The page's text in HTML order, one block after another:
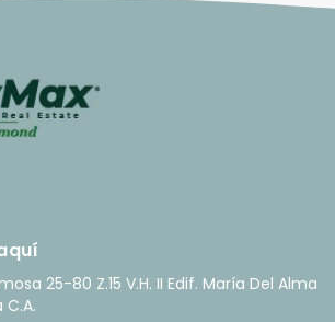
25-80 Z.15 V.H. II Edif. María Del Alma